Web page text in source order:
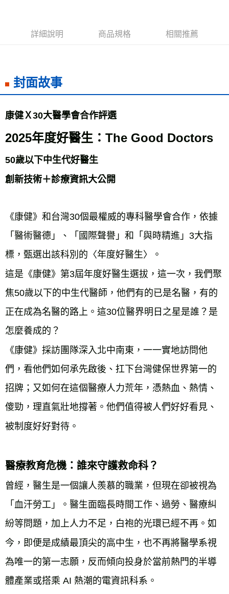
詳細說明 商品規格 相關推薦
封面故事
康健Ｘ30大醫學會合作評選
2025年度好醫生：The Good Doctors
50歲以下中生代好醫生
創新技術＋診療資訊大公開
《康健》和台灣30個最權威的專科醫學會合作，依據
「醫術醫德」、「國際聲譽」和「與時精進」3大指
標，甄選出該科別的〈年度好醫生〉。
這是《康健》第3屆年度好醫生選拔，這一次，我們聚
焦50歲以下的中生代醫師，他們有的已是名醫，有的
正在成為名醫的路上。這30位醫界明日之星是誰？是
怎麼養成的？
《康健》採訪團隊深入北中南東，一一實地訪問他
們，看他們如何承先啟後、扛下台灣健保世界第一的
招牌；又如何在這個醫療人力荒年，憑熱血、熱情、
傻勁，理直氣壯地撐著。他們值得被人們好好看見、
被制度好好對待。
醫療教育危機：誰來守護救命科？
曾經，醫生是一個讓人羨慕的職業，但現在卻被視為
「血汗勞工」。醫生面臨長時間工作、過勞、醫療糾
紛等問題，加上人力不足，白袍的光環已經不再。如
今，即便是成績最頂尖的高中生，也不再將醫學系視
為唯一的第一志願，反而傾向投身於當前熱門的半導
體產業或搭乘 AI 熱潮的電資訊科系。